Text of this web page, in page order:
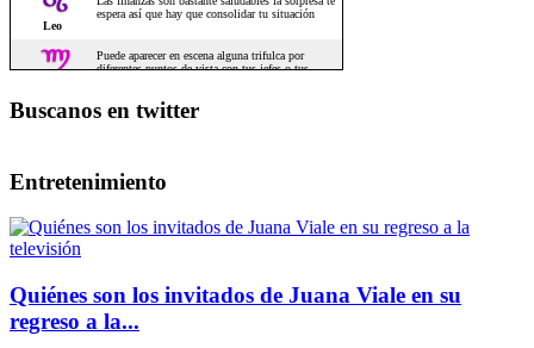
Buscanos en twitter
Entretenimiento
Quiénes son los invitados de Juana Viale en su
regreso a la...